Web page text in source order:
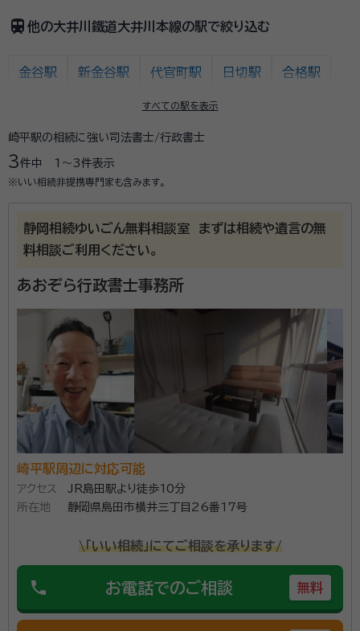
train 他の大井川鐵道大井川本線の駅で絞り込む
すべての駅を表示
金谷駅 新金谷駅 代官町駅 日切駅 合格駅
大和田駅 家山駅
川根温泉笹間渡駅 地名駅 塩郷駅
崎平駅の相続に強い司法書士/行政書士
3件中 1〜3件表示
※いい相続非提携専門家も含みます。
静岡相続ゆいごん無料相談室 まずは相続や遺言の無
料相談ご利用ください。
あおぞら行政書士事務所
崎平駅周辺に対応可能
アクセス
JR島田駅より徒歩10分
所在地
静岡県島田市横井三丁目26番17号
\「いい相続」にてご相談を承ります/
phone お電話でのご相談 無料